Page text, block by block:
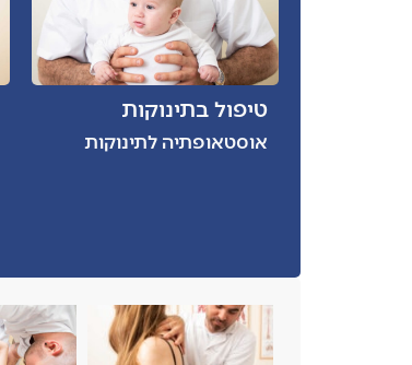
טיפול בתינוקות
אוסטאופתיה לתינוקות